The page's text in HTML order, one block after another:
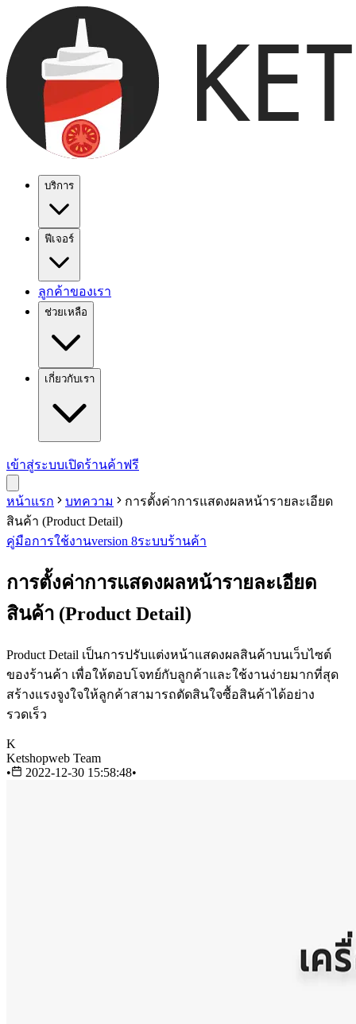
บริการ
ฟีเจอร์
ลูกค้าของเรา
ช่วยเหลือ
เกี่ยวกับเรา
เข้าสู่ระบบเปิดร้านค้าฟรี
หน้าแรก บทความ
การตั้งค่าการแสดงผลหน้ารายละเอียด
สินค้า (Product Detail)
คู่มือการใช้งานversion 8ระบบร้านค้า
การตั้งค่าการแสดงผลหน้ารายละเอียด
สินค้า (Product Detail)
Product Detail เป็นการปรับแต่งหน้าแสดงผลสินค้าบนเว็บไซต์
ของร้านค้า เพื่อให้ตอบโจทย์กับลูกค้าและใช้งานง่ายมากที่สุด
สร้างแรงจูงใจให้ลูกค้าสามารถตัดสินใจซื้อสินค้าได้อย่าง
รวดเร็ว
K
Ketshopweb Team
•
2022-12-30 15:58:48•